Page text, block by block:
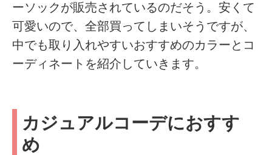
ーソックが販売されているのだそう。安くて
可愛いので、全部買ってしまいそうですが、
中でも取り入れやすいおすすめのカラーとコ
ーディネートを紹介していきます。
カジュアルコーデにおすす
め